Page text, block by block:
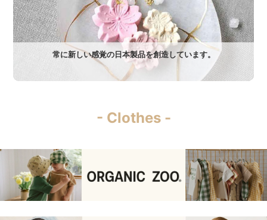
常に新しい感覚の日本製品を創造しています。
- Clothes -